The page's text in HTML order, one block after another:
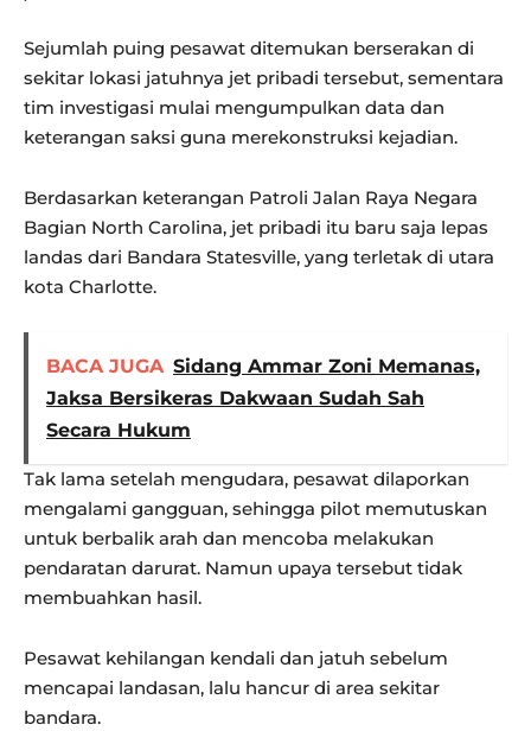
Sejumlah puing pesawat ditemukan berserakan di
sekitar lokasi jatuhnya jet pribadi tersebut, sementara
tim investigasi mulai mengumpulkan data dan
keterangan saksi guna merekonstruksi kejadian.
Berdasarkan keterangan Patroli Jalan Raya Negara
Bagian North Carolina, jet pribadi itu baru saja lepas
landas dari Bandara Statesville, yang terletak di utara
kota Charlotte.
BACA JUGA Sidang Ammar Zoni Memanas,
Jaksa Bersikeras Dakwaan Sudah Sah
Secara Hukum
Tak lama setelah mengudara, pesawat dilaporkan
mengalami gangguan, sehingga pilot memutuskan
untuk berbalik arah dan mencoba melakukan
pendaratan darurat. Namun upaya tersebut tidak
membuahkan hasil.
Pesawat kehilangan kendali dan jatuh sebelum
mencapai landasan, lalu hancur di area sekitar
bandara.